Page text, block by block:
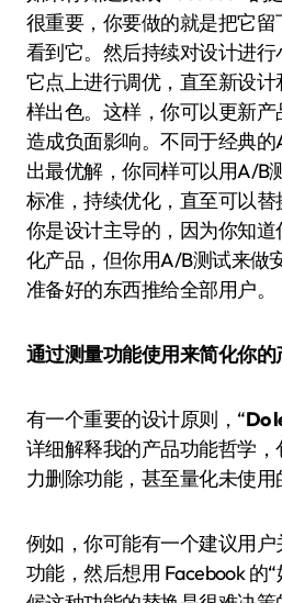
很重要，你要做的就是把它留
看到它。然后持续对设计进行
它点上进行调优，直至新设
样出色。这样，你可以更新
造成负面影响。不同于经典
出最优解，你同样可以用A/B
标准，持续优化，直至可以替
你是设计主导的，因为你知
化产品，但你用A/B测试来做
准备好的东西推给全部用户。
通过测量功能使用来简化你的
有一个重要的设计原则，“Do
详细解释我的产品功能哲学
力删除功能，甚至量化未使用
例如，你可能有一个建议用
功能，然后想用 Facebook 的